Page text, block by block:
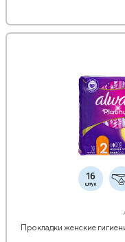
Прокладки женские